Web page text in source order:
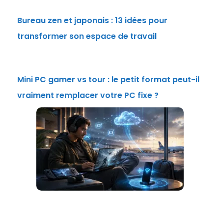
Bureau zen et japonais : 13 idées pour
transformer son espace de travail
Mini PC gamer vs tour : le petit format peut-il
vraiment remplacer votre PC fixe ?